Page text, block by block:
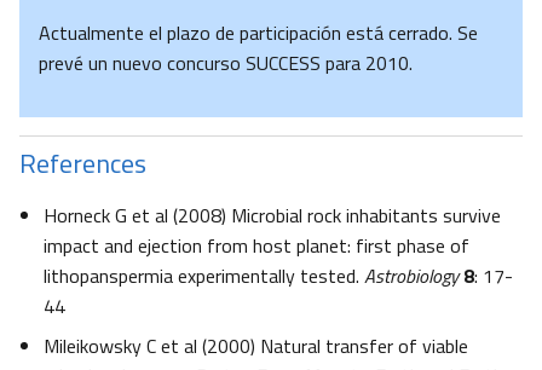
Actualmente el plazo de participación está cerrado. Se
prevé un nuevo concurso SUCCESS para 2010.
References
Horneck G et al (2008) Microbial rock inhabitants survive
impact and ejection from host planet: first phase of
lithopanspermia experimentally tested. Astrobiology 8: 17-
44
Mileikowsky C et al (2000) Natural transfer of viable